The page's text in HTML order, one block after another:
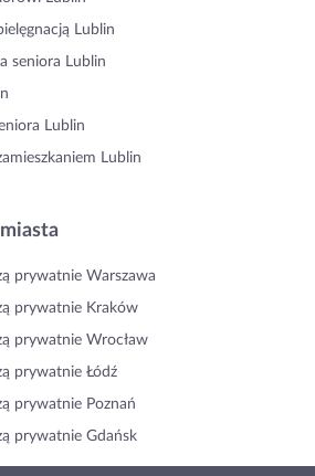
Lublin
seniora Lublin
Lublin
Lublin
prywatnie Warszawa
prywatnie Kraków
prywatnie Wrocław
prywatnie Łódź
prywatnie Poznań
prywatnie Gdańsk